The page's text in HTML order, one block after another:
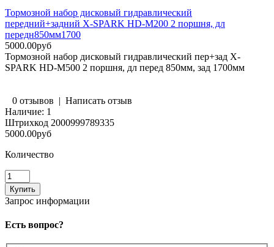
Тормозной набор дисковый гидравлический
передний+задний X-SPARK HD-M200 2 поршня, дл
передн850мм1700
5000.00руб
Тормозной набор дисковый гидравлический пер+зад X-
SPARK HD-M500 2 поршня, дл перед 850мм, зад 1700мм
0 отзывов | Написать отзыв
Наличие: 1
Штрихкод 2000999789335
5000.00руб
Количество
Запрос информации
Есть вопрос?